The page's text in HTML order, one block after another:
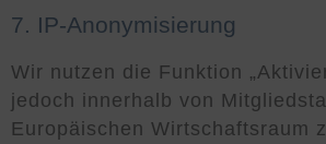
7. IP-Anonymisierung
Wir nutzen die Funktion
jedoch innerhalb von
Europäischen Wirtschaftsraum